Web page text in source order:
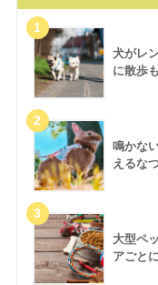
犬がレ
に散歩
鳴かな
えるな
大型ペ
アごと